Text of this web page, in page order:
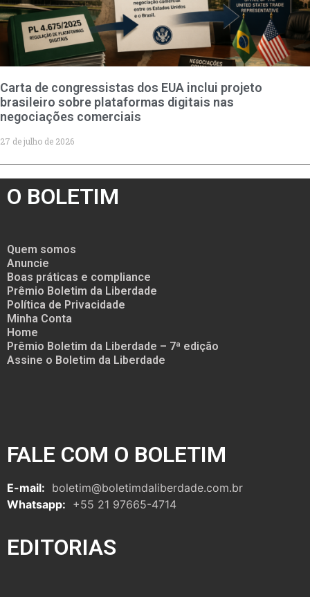
Carta de congressistas dos EUA inclui projeto
brasileiro sobre plataformas digitais nas
negociações comerciais
27 de julho de 2026
O BOLETIM
Quem somos
Anuncie
Boas práticas e compliance
Prêmio Boletim da Liberdade
Política de Privacidade
Minha Conta
Home
Prêmio Boletim da Liberdade – 7ª edição
Assine o Boletim da Liberdade
FALE COM O BOLETIM
E-mail: boletim@boletimdaliberdade.com.br
Whatsapp: +55 21 97665-4714
EDITORIAS